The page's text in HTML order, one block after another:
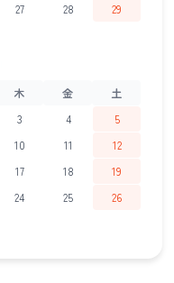
27 28
29
木 金
土
3 4
5
10 11
12
17 18
19
24 25
26